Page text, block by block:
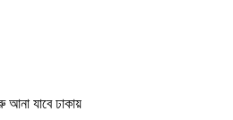
আনা যাবে ঢাকায়